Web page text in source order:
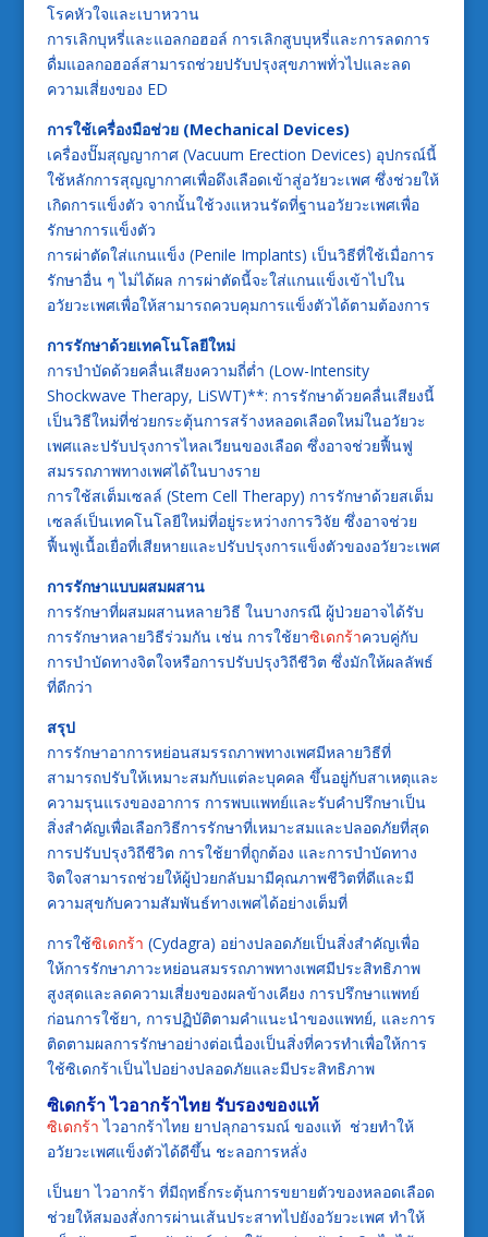
โรคหัวใจและเบาหวาน
การเลิกบุหรี่และแอลกอฮอล์ การเลิกสูบบุหรี่และการลดการ
ดื่มแอลกอฮอล์สามารถช่วยปรับปรุงสุขภาพทั่วไปและลด
ความเสี่ยงของ ED
การใช้เครื่องมือช่วย (Mechanical Devices)
เครื่องปั๊มสุญญากาศ (Vacuum Erection Devices) อุปกรณ์นี้
ใช้หลักการสุญญากาศเพื่อดึงเลือดเข้าสู่อวัยวะเพศ ซึ่งช่วยให้
เกิดการแข็งตัว จากนั้นใช้วงแหวนรัดที่ฐานอวัยวะเพศเพื่อ
รักษาการแข็งตัว
การผ่าตัดใส่แกนแข็ง (Penile Implants) เป็นวิธีที่ใช้เมื่อการ
รักษาอื่น ๆ ไม่ได้ผล การผ่าตัดนี้จะใส่แกนแข็งเข้าไปใน
อวัยวะเพศเพื่อให้สามารถควบคุมการแข็งตัวได้ตามต้องการ
การรักษาด้วยเทคโนโลยีใหม่
การบำบัดด้วยคลื่นเสียงความถี่ต่ำ (Low-Intensity
Shockwave Therapy, LiSWT)**: การรักษาด้วยคลื่นเสียงนี้
เป็นวิธีใหม่ที่ช่วยกระตุ้นการสร้างหลอดเลือดใหม่ในอวัยวะ
เพศและปรับปรุงการไหลเวียนของเลือด ซึ่งอาจช่วยฟื้นฟู
สมรรถภาพทางเพศได้ในบางราย
การใช้สเต็มเซลล์ (Stem Cell Therapy) การรักษาด้วยสเต็ม
เซลล์เป็นเทคโนโลยีใหม่ที่อยู่ระหว่างการวิจัย ซึ่งอาจช่วย
ฟื้นฟูเนื้อเยื่อที่เสียหายและปรับปรุงการแข็งตัวของอวัยวะเพศ
การรักษาแบบผสมผสาน
การรักษาที่ผสมผสานหลายวิธี ในบางกรณี ผู้ป่วยอาจได้รับ
การรักษาหลายวิธีร่วมกัน เช่น การใช้ยาซิเดกร้าควบคู่กับ
การบำบัดทางจิตใจหรือการปรับปรุงวิถีชีวิต ซึ่งมักให้ผลลัพธ์
ที่ดีกว่า
สรุป
การรักษาอาการหย่อนสมรรถภาพทางเพศมีหลายวิธีที่
สามารถปรับให้เหมาะสมกับแต่ละบุคคล ขึ้นอยู่กับสาเหตุและ
ความรุนแรงของอาการ การพบแพทย์และรับคำปรึกษาเป็น
สิ่งสำคัญเพื่อเลือกวิธีการรักษาที่เหมาะสมและปลอดภัยที่สุด
การปรับปรุงวิถีชีวิต การใช้ยาที่ถูกต้อง และการบำบัดทาง
จิตใจสามารถช่วยให้ผู้ป่วยกลับมามีคุณภาพชีวิตที่ดีและมี
ความสุขกับความสัมพันธ์ทางเพศได้อย่างเต็มที่
การใช้ซิเดกร้า (Cydagra) อย่างปลอดภัยเป็นสิ่งสำคัญเพื่อ
ให้การรักษาภาวะหย่อนสมรรถภาพทางเพศมีประสิทธิภาพ
สูงสุดและลดความเสี่ยงของผลข้างเคียง การปรึกษาแพทย์
ก่อนการใช้ยา, การปฏิบัติตามคำแนะนำของแพทย์, และการ
ติดตามผลการรักษาอย่างต่อเนื่องเป็นสิ่งที่ควรทำเพื่อให้การ
ใช้ซิเดกร้าเป็นไปอย่างปลอดภัยและมีประสิทธิภาพ
ซิเดกร้าไวอากร้าไทย รับรองของแท้
ซิเดกร้า ไวอากร้าไทย ยาปลุกอารมณ์ ของแท้ ช่วยทำให้
อวัยวะเพศแข็งตัวได้ดีขึ้น ชะลอการหลั่ง
เป็นยา ไวอากร้า ที่มีฤทธิ์กระตุ้นการขยายตัวของหลอดเลือด
ช่วยให้สมองสั่งการผ่านเส้นประสาทไปยังอวัยวะเพศ ทำให้